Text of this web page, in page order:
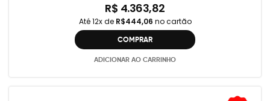
R$ 4.363,82
Até 12x de R$444,06 no cartão
COMPRAR
ADICIONAR AO CARRINHO